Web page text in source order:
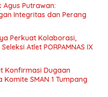
Agus Putrawan:
Integritas dan Perang
Perkuat Kolaborasi,
Atlet PORPAMNAS IX
Konfirmasi Dugaan
SMAN 1 Tumpang